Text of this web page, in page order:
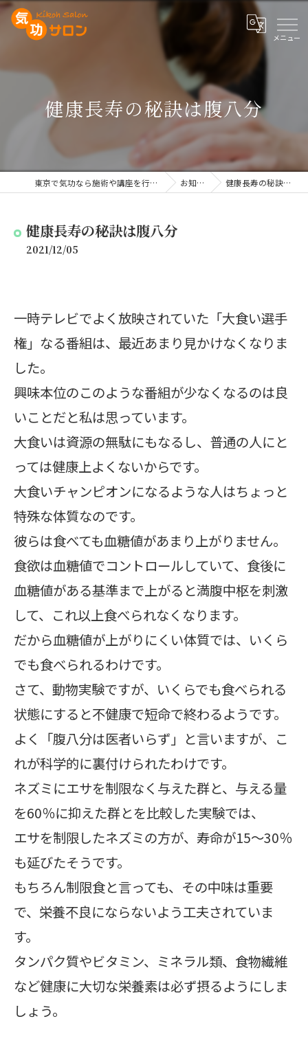
健康長寿の秘訣は腹八分
東京で気功なら施術や講座を行う気功サロン お知らせ 健康長寿の秘訣は腹八分
健康長寿の秘訣は腹八分
2021/12/05
一時テレビでよく放映されていた「大食い選手
権」なる番組は、最近あまり見かけなくなりま
した。
興味本位のこのような番組が少なくなるのは良
いことだと私は思っています。
大食いは資源の無駄にもなるし、普通の人にと
っては健康上よくないからです。
大食いチャンピオンになるような人はちょっと
特殊な体質なのです。
彼らは食べても血糖値があまり上がりません。
食欲は血糖値でコントロールしていて、食後に
血糖値がある基準まで上がると満腹中枢を刺激
して、これ以上食べられなくなります。
だから血糖値が上がりにくい体質では、いくら
でも食べられるわけです。
さて、動物実験ですが、いくらでも食べられる
状態にすると不健康で短命で終わるようです。
よく「腹八分は医者いらず」と言いますが、こ
れが科学的に裏付けられたわけです。
ネズミにエサを制限なく与えた群と、与える量
を60％に抑えた群とを比較した実験では、
エサを制限したネズミの方が、寿命が15～30％
も延びたそうです。
もちろん制限食と言っても、その中味は重要
で、栄養不良にならないよう工夫されていま
す。
タンパク質やビタミン、ミネラル類、食物繊維
など健康に大切な栄養素は必ず摂るようにしま
しょう。